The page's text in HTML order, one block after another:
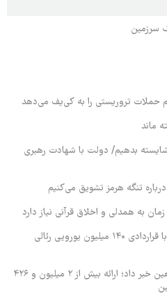
سرزمین
حملات تروریستی را به کی‌یف می‌دهد
ماند
شایسته بدهیم/ دولت با شهادت رهبری
تنگه هرمز تشویق می‌کنیم
به همدلی و اخلاق قرآنی نیاز دارد
توافق نهایی با لایپزیگ: دیومانده با قراردادی ۱۴۰ میلیون یورویی رئالی
رئیس کمیته بهداشت و درمان اربعین خبر داد؛ ارائه بیش از ۲ میلیون و ۴۲۶